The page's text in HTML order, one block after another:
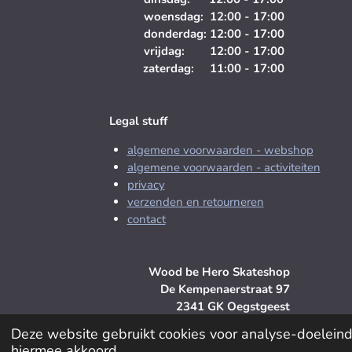
Deze website gebruikt cookies voor analyse-
woensdag: 12:00 - 17:00
donderdag: 12:00 - 17:00
vrijdag: 12:00 - 17:00
zaterdag: 11:00 - 17:00
Legal stuff
algemene voorwaarden - webshop
algemene voorwaarden - activiteiten
privacy
verzenden en retourneren
contact
Wood be Hero Skateshop
De Kempenaerstraat 97
2341 GK Oegstgeest